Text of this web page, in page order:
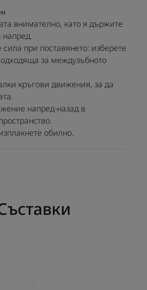
материали
четки
CLINIC Mono
лесен, практичен и
начин да се
от всички
на
почистване.
почистване на
пространства,
със стандартните
е причина за
на зъбен кариес и
внимателно, като я държите
напред.
при поставянето: изберете
за междузъбното
кръгови движения, за да
напред-назад в
обилно.